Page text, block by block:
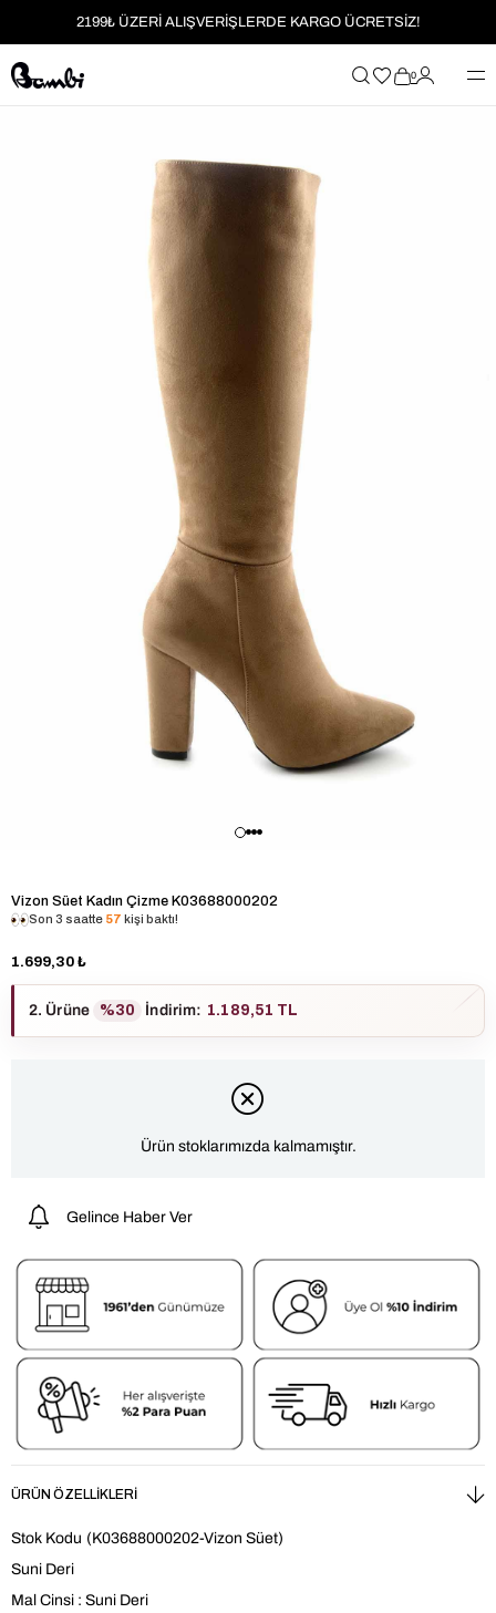
2199₺ ÜZERİ ALIŞVERİŞLERDE KARGO ÜCRETSİZ!
MOBİL UYGULAMAYA ÖZEL İLK ALIŞVERİŞİNİZE %5 İNDİRİM
0
Vizon Süet Kadın Çizme K03688000202
Son 3 saatte 57 kişi baktı!
1.699,30 ₺
2. Ürüne %30 İndirim: 1.189,51 TL
Ürün stoklarımızda kalmamıştır.
Gelince Haber Ver
ÜRÜN ÖZELLIKLERI
Stok Kodu (K03688000202-Vizon Süet)
Suni Deri
Mal Cinsi : Suni Deri